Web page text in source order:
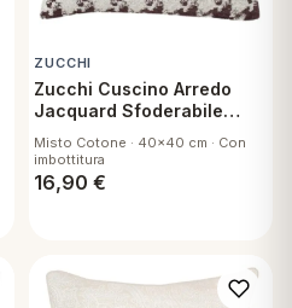
ZUCCHI
Zucchi Cuscino Arredo
Jacquard Sfoderabile
Misto Cotone · 40x40 cm · Con
imbottitura
16,90 €